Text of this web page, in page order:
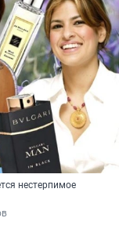
нестерпимое